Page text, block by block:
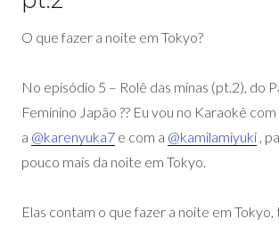
O que fazer a noite em Tokyo?
No episódio 5 – Rolê das minas (pt.2), do
Feminino Japão ?? Eu vou no Karaokê com
a @karenyuka7 e com a @kamilamiyuki ,
pouco mais da noite em Tokyo.
Elas contam o que fazer a noite em